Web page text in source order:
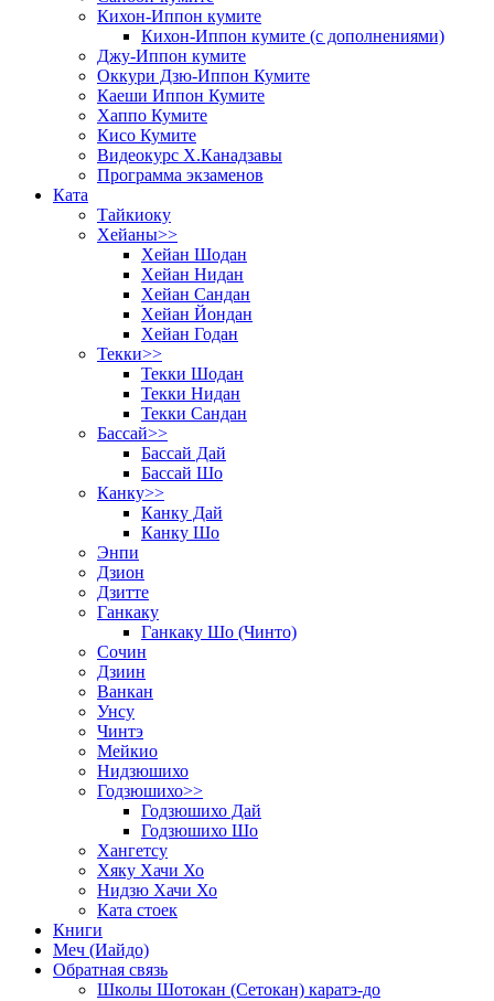
Кихон-Иппон кумите
Кихон-Иппон кумите (с дополнениями)
Джу-Иппон кумите
Оккури Дзю-Иппон Кумите
Каеши Иппон Кумите
Хаппо Кумите
Кисо Кумите
Видеокурс Х.Канадзавы
Программа экзаменов
Ката
Тайкиоку
Хейаны>>
Хейан Шодан
Хейан Нидан
Хейан Сандан
Хейан Йондан
Хейан Годан
Текки>>
Текки Шодан
Текки Нидан
Текки Сандан
Бассай>>
Бассай Дай
Бассай Шо
Канку>>
Канку Дай
Канку Шо
Энпи
Дзион
Дзитте
Ганкаку
Ганкаку Шо (Чинто)
Сочин
Дзиин
Ванкан
Унсу
Чинтэ
Мейкио
Нидзюшихо
Годзюшихо>>
Годзюшихо Дай
Годзюшихо Шо
Хангетсу
Хяку Хачи Хо
Нидзю Хачи Хо
Ката стоек
Книги
Меч (Иайдо)
Обратная связь
Школы Шотокан (Сетокан) каратэ-до